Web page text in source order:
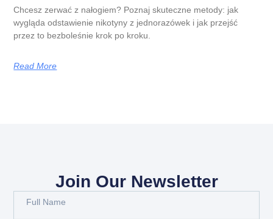
Chcesz zerwać z nałogiem? Poznaj skuteczne metody: jak
wygląda odstawienie nikotyny z jednorazówek i jak przejść
przez to bezboleśnie krok po kroku.
Read More
Join Our Newsletter